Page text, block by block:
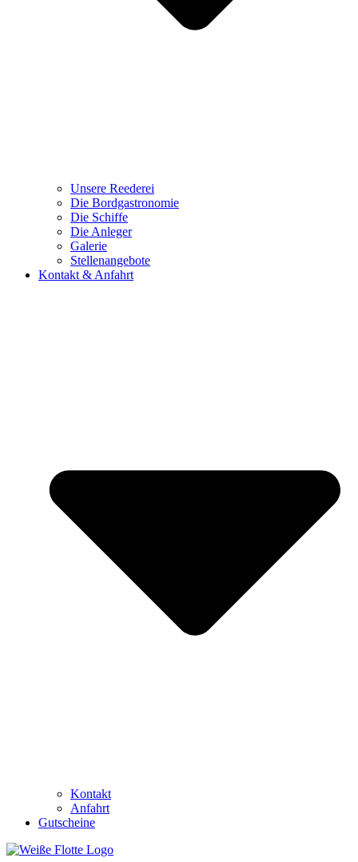
Unsere Reederei
Die Bordgastronomie
Die Schiffe
Die Anleger
Galerie
Stellenangebote
Kontakt & Anfahrt
Kontakt
Anfahrt
Gutscheine